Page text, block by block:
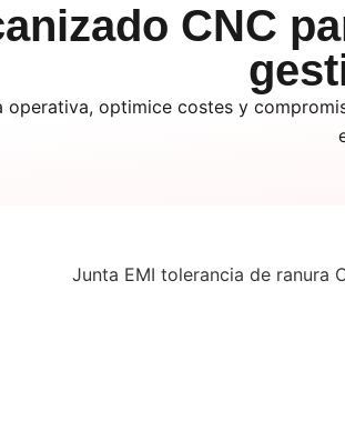
CNC
operativa, optimice costes y